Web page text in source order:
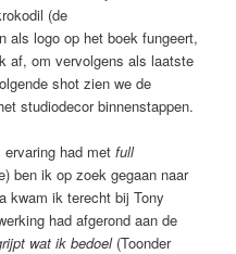
(de
als logo op het boek fungeert,
af, om vervolgens als laatste
shot zien we de
studiodecor binnenstappen.
ervaring had metfull
ben ik op zoek gegaan naar
kwam ik terecht bij Tony
had afgerond aan de
wat ik bedoel(Toonder